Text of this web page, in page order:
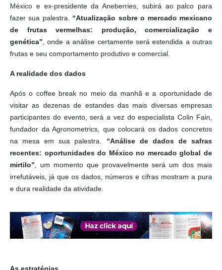
México e ex-presidente da Aneberries, subirá ao palco para
fazer sua palestra. “Atualização sobre o mercado mexicano
de frutas vermelhas: produção, comercialização e
genética” , onde a análise certamente será estendida a outras
frutas e seu comportamento produtivo e comercial.
A realidade dos dados
Após o coffee break no meio da manhã e a oportunidade de
visitar as dezenas de estandes das mais diversas empresas
participantes do evento, será a vez do especialista Colin Fain,
fundador da Agronometrics, que colocará os dados concretos
na mesa em sua palestra. “Análise de dados de safras
recentes: oportunidades do México no mercado global de
mirtilo” , um momento que provavelmente será um dos mais
irrefutáveis, já que os dados, números e cifras mostram a pura
e dura realidade da atividade.
As estratégias